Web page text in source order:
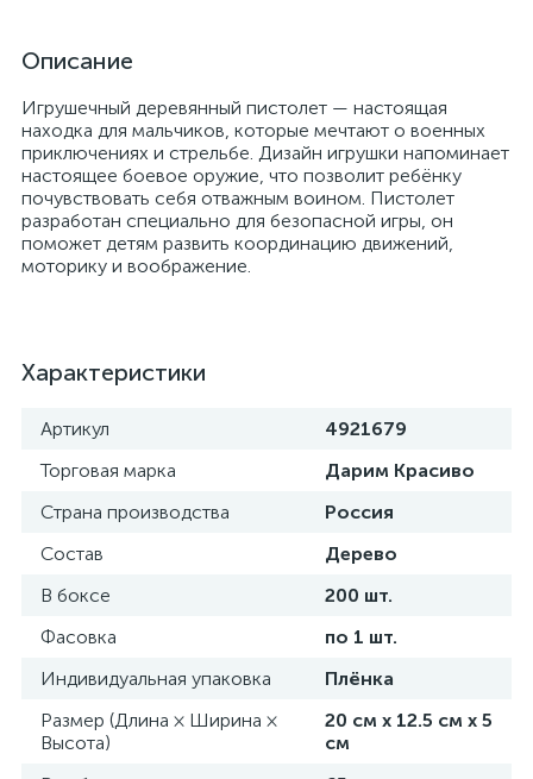
Описание
Игрушечный деревянный пистолет — настоящая
находка для мальчиков, которые мечтают о военных
приключениях и стрельбе. Дизайн игрушки напоминает
настоящее боевое оружие, что позволит ребёнку
почувствовать себя отважным воином. Пистолет
разработан специально для безопасной игры, он
поможет детям развить координацию движений,
моторику и воображение.
Характеристики
Артикул
4921679
Торговая марка
Дарим Красиво
Страна производства
Россия
Состав
Дерево
В боксе
200 шт.
Фасовка
по 1 шт.
Индивидуальная упаковка
Плёнка
Размер (Длина × Ширина ×
Высота)
20 см х 12.5 см х 5
см